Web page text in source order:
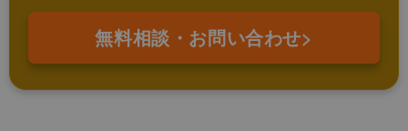
無料相談・お問い合わせ>